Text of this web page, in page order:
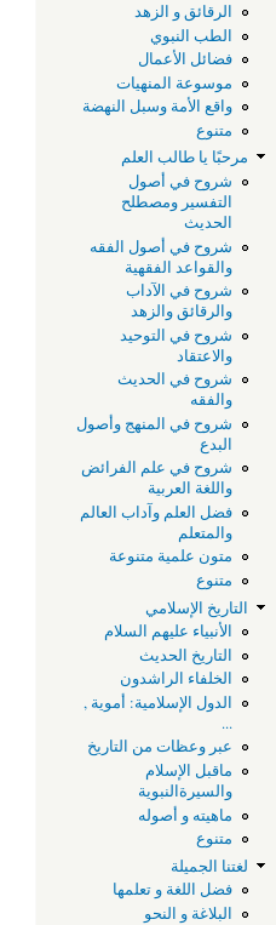
الرقائق و الزهد
الطب النبوي
فضائل الأعمال
موسوعة المنهيات
واقع الأمة وسبل النهضة
متنوع
مرحبًا يا طالب العلم
شروح في أصول
التفسير ومصطلح
الحديث
شروح في أصول الفقه
والقواعد الفقهية
شروح في الآداب
والرقائق والزهد
شروح في التوحيد
والاعتقاد
شروح في الحديث
والفقه
شروح في المنهج وأصول
البدع
شروح في علم الفرائض
واللغة العربية
فضل العلم وآداب العالم
والمتعلم
متون علمية متنوعة
متنوع
التاريخ الإسلامي
الأنبياء عليهم السلام
التاريخ الحديث
الخلفاء الراشدون
الدول الإسلامية: أموية ,
...
عبر وعظات من التاريخ
ماقبل الإسلام
والسيرةالنبوية
ماهيته و أصوله
متنوع
لغتنا الجميلة
فضل اللغة و تعلمها
البلاغة و النحو